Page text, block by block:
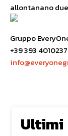
allontanano
Gruppo
+39 393
Ultimi